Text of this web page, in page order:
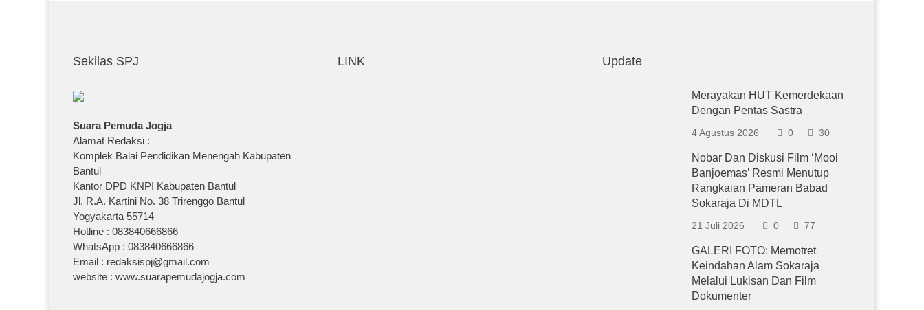
Sekilas SPJ
Suara Pemuda Jogja
Alamat Redaksi :
Komplek Balai Pendidikan Menengah Kabupaten
Bantul
Kantor DPD KNPI Kabupaten Bantul
Jl. R.A. Kartini No. 38 Trirenggo Bantul
Yogyakarta 55714
Hotline : 083840666866
WhatsApp : 083840666866
Email : redaksispj@gmail.com
website : www.suarapemudajogja.com
LINK Update
Merayakan HUT Kemerdekaan
Dengan Pentas Sastra
4 Agustus 2026 0 30
Nobar Dan Diskusi Film ‘Mooi
Banjoemas’ Resmi Menutup
Rangkaian Pameran Babad
Sokaraja Di MDTL
21 Juli 2026 0 77
GALERI FOTO: Memotret
Keindahan Alam Sokaraja
Melalui Lukisan Dan Film
Dokumenter